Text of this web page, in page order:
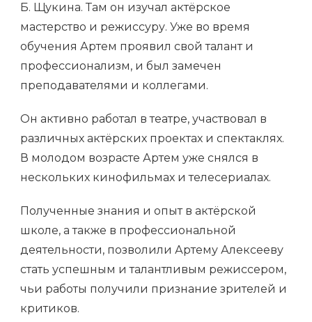
Б. Щукина. Там он изучал актёрское
мастерство и режиссуру. Уже во время
обучения Артем проявил свой талант и
профессионализм, и был замечен
преподавателями и коллегами.
Он активно работал в театре, участвовал в
различных актёрских проектах и спектаклях.
В молодом возрасте Артем уже снялся в
нескольких кинофильмах и телесериалах.
Полученные знания и опыт в актёрской
школе, а также в профессиональной
деятельности, позволили Артему Алексееву
стать успешным и талантливым режиссером,
чьи работы получили признание зрителей и
критиков.